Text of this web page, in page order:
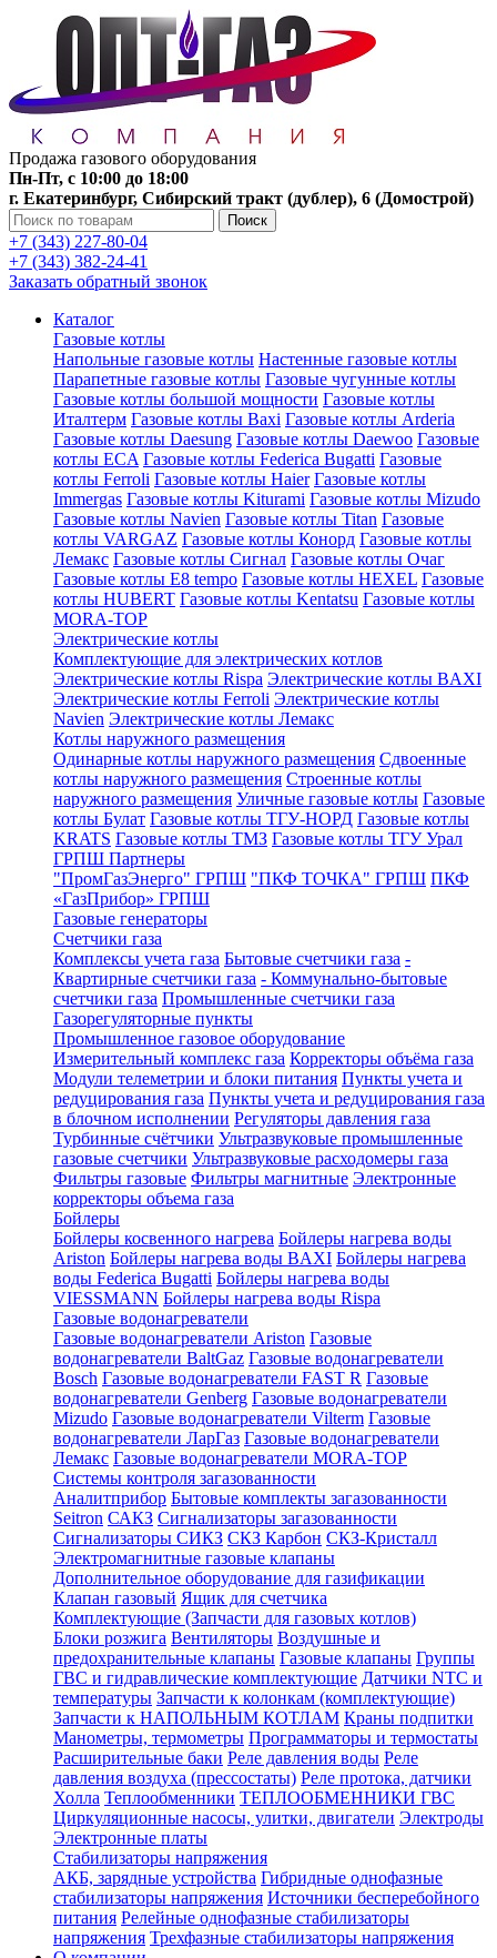
Продажа газового оборудования
Пн-Пт, с 10:00 до 18:00
г. Екатеринбург, Сибирский тракт (дублер), 6 (Домострой)
Поиск
+7 (343) 227-80-04
+7 (343) 382-24-41
Заказать обратный звонок
Каталог
Газовые котлы
Напольные газовые котлы Настенные газовые котлы
Парапетные газовые котлы Газовые чугунные котлы
Газовые котлы большой мощности Газовые котлы
Италтерм Газовые котлы Baxi Газовые котлы Arderia
Газовые котлы Daesung Газовые котлы Daewoo Газовые
котлы ECA Газовые котлы Federica Bugatti Газовые
котлы Ferroli Газовые котлы Haier Газовые котлы
Immergas Газовые котлы Kiturami Газовые котлы Mizudo
Газовые котлы Navien Газовые котлы Titan Газовые
котлы VARGAZ Газовые котлы Конорд Газовые котлы
Лемакс Газовые котлы Сигнал Газовые котлы Очаг
Газовые котлы E8 tempo Газовые котлы HEXEL Газовые
котлы HUBERT Газовые котлы Kentatsu Газовые котлы
MORA-TOP
Электрические котлы
Комплектующие для электрических котлов
Электрические котлы Rispa Электрические котлы BAXI
Электрические котлы Ferroli Электрические котлы
Navien Электрические котлы Лемакс
Котлы наружного размещения
Одинарные котлы наружного размещения Сдвоенные
котлы наружного размещения Строенные котлы
наружного размещения Уличные газовые котлы Газовые
котлы Булат Газовые котлы ТГУ-НОРД Газовые котлы
KRATS Газовые котлы ТМЗ Газовые котлы ТГУ Урал
ГРПШ Партнеры
"ПромГазЭнерго" ГРПШ "ПКФ ТОЧКА" ГРПШ ПКФ
«ГазПрибор» ГРПШ
Газовые генераторы
Счетчики газа
Комплексы учета газа Бытовые счетчики газа -
Квартирные счетчики газа - Коммунально-бытовые
счетчики газа Промышленные счетчики газа
Газорегуляторные пункты
Промышленное газовое оборудование
Измерительный комплекс газа Корректоры объёма газа
Модули телеметрии и блоки питания Пункты учета и
редуцирования газа Пункты учета и редуцирования газа
в блочном исполнении Регуляторы давления газа
Турбинные счётчики Ультразвуковые промышленные
газовые счетчики Ультразвуковые расходомеры газа
Фильтры газовые Фильтры магнитные Электронные
корректоры объема газа
Бойлеры
Бойлеры косвенного нагрева Бойлеры нагрева воды
Ariston Бойлеры нагрева воды BAXI Бойлеры нагрева
воды Federica Bugatti Бойлеры нагрева воды
VIESSMANN Бойлеры нагрева воды Rispa
Газовые водонагреватели
Газовые водонагреватели Ariston Газовые
водонагреватели BaltGaz Газовые водонагреватели
Bosch Газовые водонагреватели FAST R Газовые
водонагреватели Genberg Газовые водонагреватели
Mizudo Газовые водонагреватели Vilterm Газовые
водонагреватели ЛарГаз Газовые водонагреватели
Лемакс Газовые водонагреватели MORA-TOP
Системы контроля загазованности
Аналитприбор Бытовые комплекты загазованности
Seitron САКЗ Сигнализаторы загазованности
Сигнализаторы СИКЗ СКЗ Карбон СКЗ-Кристалл
Электромагнитные газовые клапаны
Дополнительное оборудование для газификации
Клапан газовый Ящик для счетчика
Комплектующие (Запчасти для газовых котлов)
Блоки розжига Вентиляторы Воздушные и
предохранительные клапаны Газовые клапаны Группы
ГВС и гидравлические комплектующие Датчики NTC и
температуры Запчасти к колонкам (комплектующие)
Запчасти к НАПОЛЬНЫМ КОТЛАМ Краны подпитки
Манометры, термометры Программаторы и термостаты
Расширительные баки Реле давления воды Реле
давления воздуха (прессостаты) Реле протока, датчики
Холла Теплообменники ТЕПЛООБМЕННИКИ ГВС
Циркуляционные насосы, улитки, двигатели Электроды
Электронные платы
Стабилизаторы напряжения
АКБ, зарядные устройства Гибридные однофазные
стабилизаторы напряжения Источники бесперебойного
питания Релейные однофазные стабилизаторы
напряжения Трехфазные стабилизаторы напряжения